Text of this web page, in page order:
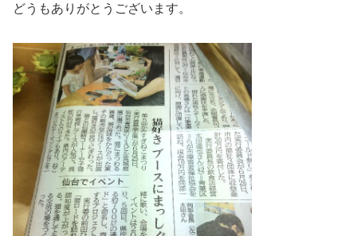
どうもありがとうございます。